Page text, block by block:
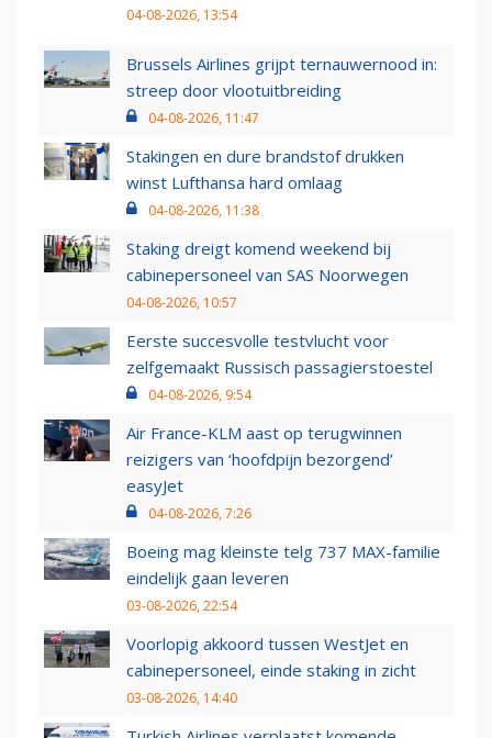
04-08-2026, 13:54
Brussels Airlines grijpt ternauwernood in:
streep door vlootuitbreiding
04-08-2026, 11:47
Stakingen en dure brandstof drukken
winst Lufthansa hard omlaag
04-08-2026, 11:38
Staking dreigt komend weekend bij
cabinepersoneel van SAS Noorwegen
04-08-2026, 10:57
Eerste succesvolle testvlucht voor
zelfgemaakt Russisch passagierstoestel
04-08-2026, 9:54
Air France-KLM aast op terugwinnen
reizigers van ‘hoofdpijn bezorgend’
easyJet
04-08-2026, 7:26
Boeing mag kleinste telg 737 MAX-familie
eindelijk gaan leveren
03-08-2026, 22:54
Voorlopig akkoord tussen WestJet en
cabinepersoneel, einde staking in zicht
03-08-2026, 14:40